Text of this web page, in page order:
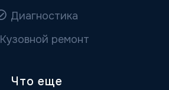
Диагностика
Кузовной ремонт
Что еще